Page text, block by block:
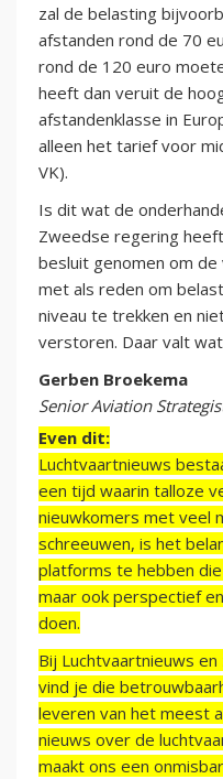
zal de belasting
afstanden rond de 70
rond de 120 euro
heeft dan veruit de
afstandenklasse in
alleen het tarief voor
VK).
Is dit wat de
Zweedse regering
besluit genomen om
met als reden om
niveau te trekken en
verstoren. Daar valt
Gerben Broekema
Senior Aviation
Even dit:
Luchtvaartnieuws
een tijd waarin talloze
nieuwkomers met veel
schreeuwen, is het
platforms te hebben
maar ook perspectief
doen.
Bij Luchtvaartnieuws
vind je die
leveren van het meest
nieuws over de
maakt ons een